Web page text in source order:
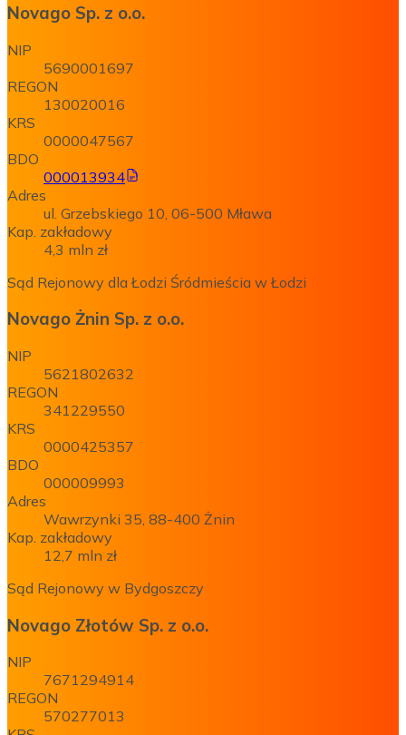
Novago Sp. z o.o.
NIP
5690001697
REGON
130020016
KRS
0000047567
BDO
000013934
Adres
ul. Grzebskiego 10, 06-500 Mława
Kap. zakładowy
4,3 mln zł
Sąd Rejonowy dla Łodzi Śródmieścia w Łodzi
Novago Żnin Sp. z o.o.
NIP
5621802632
REGON
341229550
KRS
0000425357
BDO
000009993
Adres
Wawrzynki 35, 88-400 Żnin
Kap. zakładowy
12,7 mln zł
Sąd Rejonowy w Bydgoszczy
Novago Złotów Sp. z o.o.
NIP
7671294914
REGON
570277013